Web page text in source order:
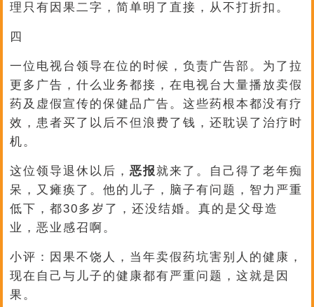
理只有因果二字，简单明了直接，从不打折扣。
四
一位电视台领导在位的时候，负责广告部。为了拉
更多广告，什么业务都接，在电视台大量播放卖假
药及虚假宣传的保健品广告。这些药根本都没有疗
效，患者买了以后不但浪费了钱，还耽误了治疗时
机。
这位领导退休以后，恶报就来了。自己得了老年痴
呆，又瘫痪了。他的儿子，脑子有问题，智力严重
低下，都30多岁了，还没结婚。真的是父母造
业，恶业感召啊。
小评：因果不饶人，当年卖假药坑害别人的健康，
现在自己与儿子的健康都有严重问题，这就是因
果。